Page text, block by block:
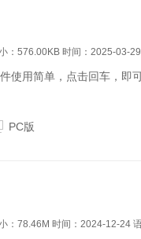
：576.00KB 时间：2025-03-29
使用简单，点击回车，即
PC版
：78.46M 时间：2024-12-24